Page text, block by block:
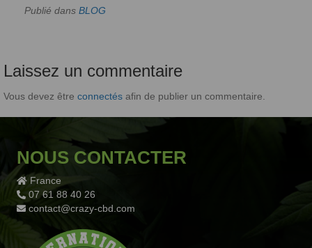
Publié dans BLOG
Laissez un commentaire
Vous devez être connectés afin de publier un commentaire.
NOUS CONTACTER
France
07 61 88 40 26
contact@crazy-cbd.com